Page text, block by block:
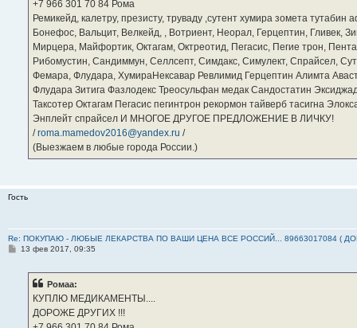
‪+7 966 301 70 84‬ Рома
Ремикейд, калетру, презисту, труваду ,сутент хумира зомета
Бонефос, Вальцит, Велкейд, , Вотриент, Неорал, Герцептин, Гливек,
Мирцера, Майфортик, Октагам, Октреотид, Пегасис, Пегие трон,
Рибомустин, Сандиммун, Селлсепт, Симдакс, Симулект, Спрайсел,
Фемара, Флудара, ХумираНексавар Ревлимид Герцептин Алимта
Флудара Зитига Фазлодекс Треосульфан медак Сандостатин
Таксотер Октагам Пегасис пегинтрон рекормон тайверб тасигна
Энплейт спрайсел И МНОГОЕ ДРУГОЕ ПРЕДЛОЖЕНИЕ В ЛИЧКУ!
/roma.mamedov2016@yandex.ru /
(Выезжаем в любые города России.)
Гость
Re: ПОКУПАЮ - ЛЮБЫЕ ЛЕКАРСТВА ПО ВАШИ ЦЕНА ВСЕ РОССИЙ... 89663017084 (
С13 фев 2017, 09:35
Ромаа:
КУПЛЮ МЕДИКАМЕНТЫ....
ДОРОЖЕ ДРУГИХ !!!